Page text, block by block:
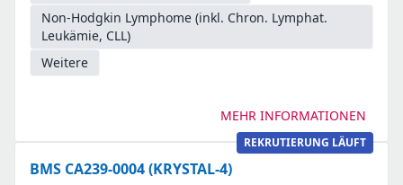
Non-Hodgkin Lymphome (inkl. Chron. Lymphat.
Leukämie, CLL)
Weitere
MEHR INFORMATIONEN
REKRUTIERUNG LÄUFT
BMS CA239-0004 (KRYSTAL-4)